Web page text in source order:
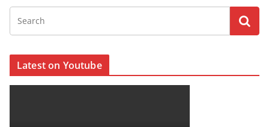
Latest on Youtube